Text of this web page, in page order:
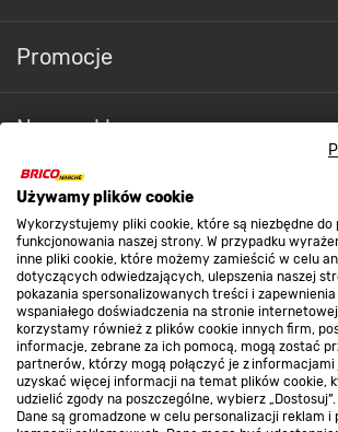
Używamy plików cookie
Wykorzystujemy pliki cookie, które są niezbędne do
funkcjonowania naszej strony. W przypadku
inne pliki cookie, które możemy zamieścić w celu
dotyczących odwiedzających, ulepszenia naszej
pokazania spersonalizowanych treści i
wspaniałego doświadczenia na stronie
korzystamy również z plików cookie innych firm,
informacje, zebrane za ich pomocą, mogą zostać
partnerów, którzy mogą połączyć je z
uzyskać więcej informacji na temat plików cookie,
udzielić zgody na poszczególne, wybierz „Dostosuj”.
Dane są gromadzone w celu personalizacji reklam
Promocje
Nasze sklepy
O nas
Kontakt do sklepu
Strefa biznesu
Dołącz do nas